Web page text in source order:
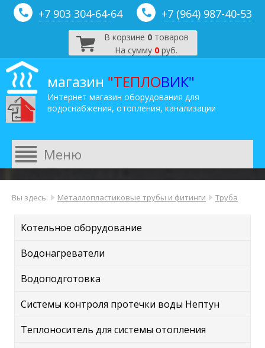
+7 903 304-64-64 +7 (964) 987-40-53
В корзине 0товаров
На сумму 0 руб.
магазин "ТЕПЛОВИК"
Интернет магазин оборудования для
водоснабжения, отопления, канализации
Вы здесь: Металлопластиковые трубы и фитинги Труба
Котельное оборудование
Водонагреватели
Водоподготовка
Системы контроля протечки воды Нептун
Теплоноситель для системы отопления